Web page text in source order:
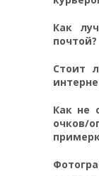
Как
почтой?
Стоит
Как не
очков/